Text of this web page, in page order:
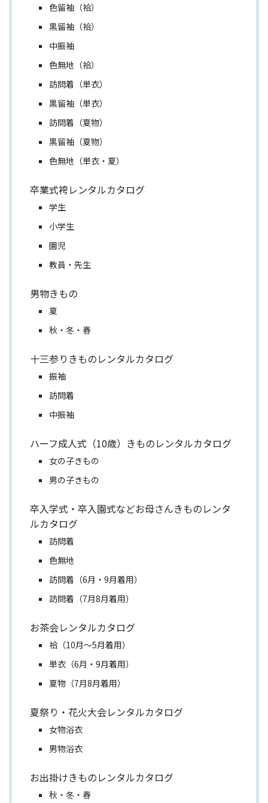
色留袖（袷）
黒留袖（袷）
中振袖
色無地（袷）
訪問着（単衣）
黒留袖（単衣）
訪問着（夏物）
黒留袖（夏物）
色無地（単衣・夏）
卒業式袴レンタルカタログ
学生
小学生
園児
教員・先生
男物きもの
夏
秋・冬・春
十三参りきものレンタルカタログ
振袖
訪問着
中振袖
ハーフ成人式（10歳）きものレンタルカタログ
女の子きもの
男の子きもの
卒入学式・卒入園式などお母さんきものレンタ
ルカタログ
訪問着
色無地
訪問着（6月・9月着用）
訪問着（7月8月着用）
お茶会レンタルカタログ
袷（10月～5月着用）
単衣（6月・9月着用）
夏物（7月8月着用）
夏祭り・花火大会レンタルカタログ
女物浴衣
男物浴衣
お出掛けきものレンタルカタログ
秋・冬・春